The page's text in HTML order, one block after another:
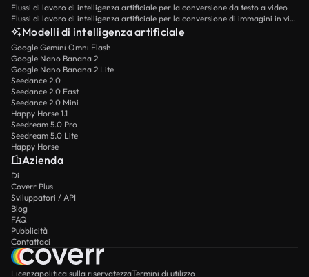
Flussi di lavoro di intelligenza artificiale per la conversione da testo a video
Flussi di lavoro di intelligenza artificiale per la conversione di immagini in video
Modelli di intelligenza artificiale
Google Gemini Omni Flash
Google Nano Banana 2
Google Nano Banana 2 Lite
Seedance 2.0
Seedance 2.0 Fast
Seedance 2.0 Mini
Happy Horse 1.1
Seedream 5.0 Pro
Seedream 5.0 Lite
Happy Horse
Azienda
Di
Coverr Plus
Sviluppatori / API
Blog
FAQ
Pubblicità
Contattaci
Licenzapolitica sulla riservatezzaTermini di utilizzo